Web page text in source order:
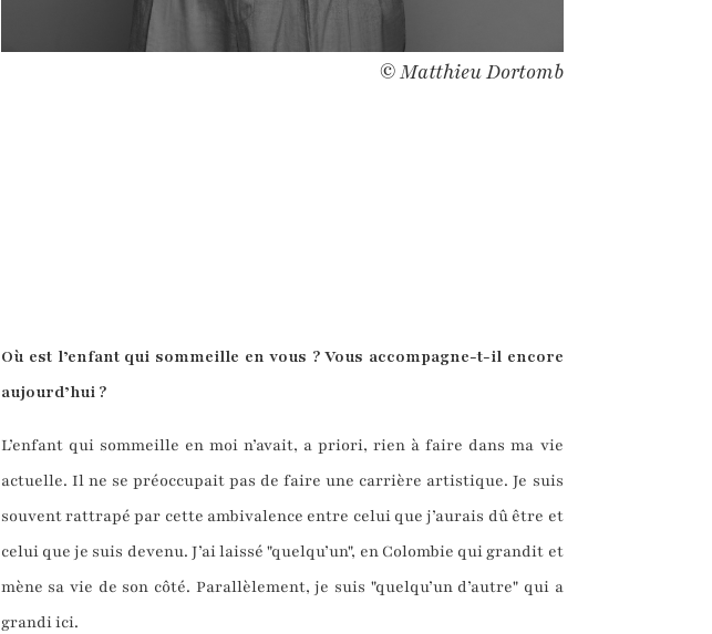
© Matthieu Dortomb
Où est l’enfant qui sommeille en vous ? Vous accompagne-t-ilencore
aujourd’hui ?
L’enfant qui sommeille en moi n’avait, a priori, rien à faire dans ma vie
actuelle. Il ne se préoccupait pas de faire une carrière artistique. Je suis
souvent rattrapé par cette ambivalence entre celui que j’aurais dû être et
celui que je suis devenu. J’ai laissé "quelqu’un", en Colombie qui grandit et
mène sa vie de son côté. Parallèlement, je suis "quelqu’un d’autre" qui a
grandi ici.